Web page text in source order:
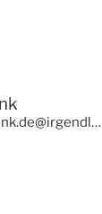
@irgendlink.de@irgendlink.de